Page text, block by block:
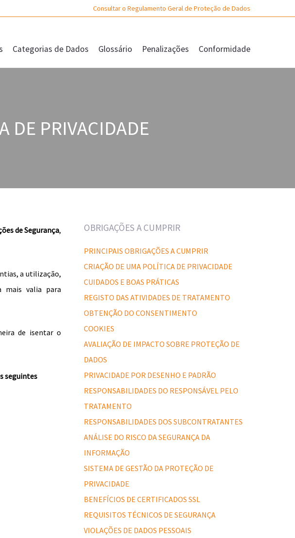
Consultar o Regulamento Geral de Proteção de Dados
Categorias de Dados Glossário Penalizações Conformidade
DE PRIVACIDADE
de Segurança,
a utilização,
mais valia para
de isentar o
seguintes
OBRIGAÇÕES A CUMPRIR
PRINCIPAIS OBRIGAÇÕES A CUMPRIR
CRIAÇÃO DE UMA POLÍTICA DE PRIVACIDADE
CUIDADOS E BOAS PRÁTICAS
REGISTO DAS ATIVIDADES DE TRATAMENTO
OBTENÇÃO DO CONSENTIMENTO
COOKIES
AVALIAÇÃO DE IMPACTO SOBRE PROTEÇÃO DE
DADOS
PRIVACIDADE POR DESENHO E PADRÃO
RESPONSABILIDADES DO RESPONSÁVEL PELO
TRATAMENTO
RESPONSABILIDADES DOS SUBCONTRATANTES
ANÁLISE DO RISCO DA SEGURANÇA DA
INFORMAÇÃO
SISTEMA DE GESTÃO DA PROTEÇÃO DE
PRIVACIDADE
BENEFÍCIOS DE CERTIFICADOS SSL
REQUISITOS TÉCNICOS DE SEGURANÇA
VIOLAÇÕES DE DADOS PESSOAIS